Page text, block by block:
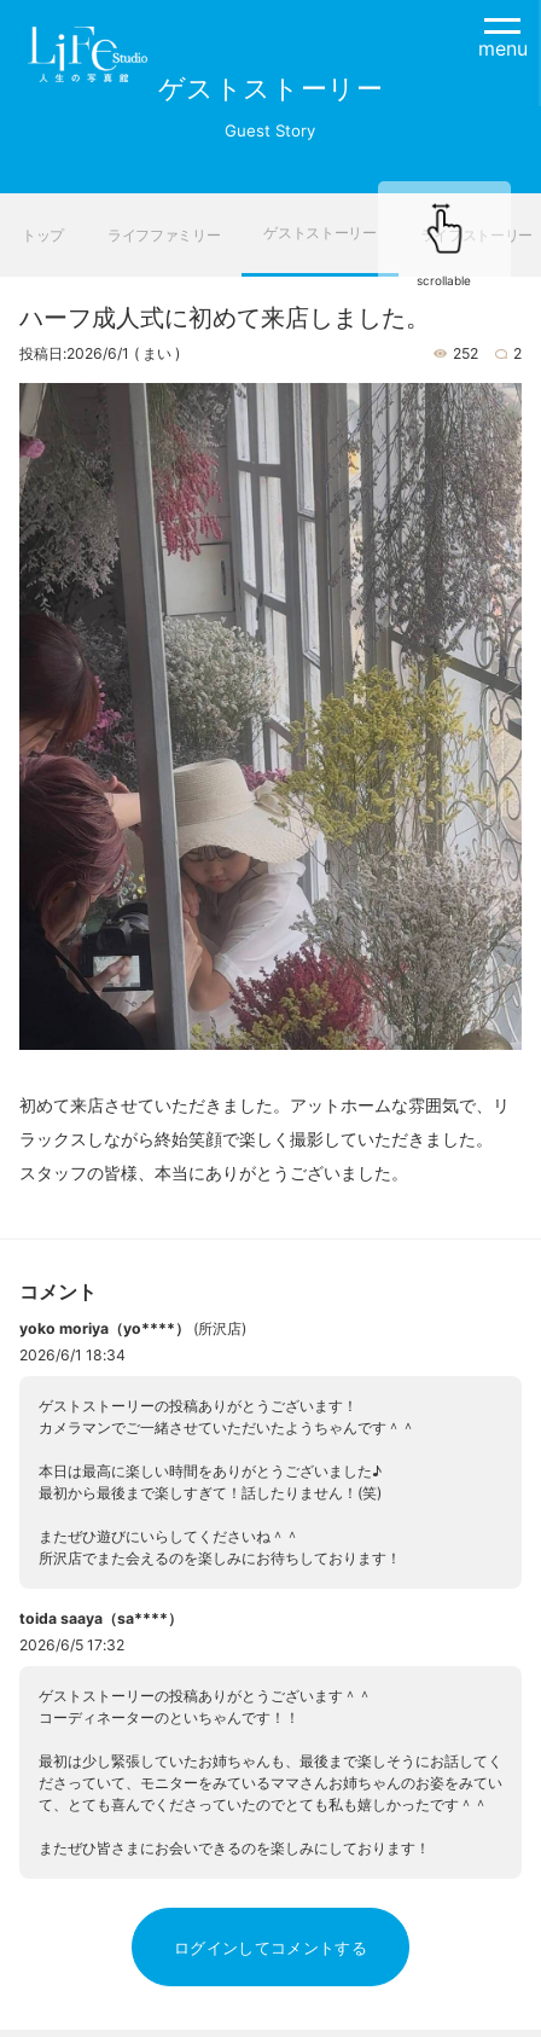
menu
ゲストストーリー
Guest Story
トップ ライフファミリー ゲストストーリー ライフストーリー
ハーフ成人式に初めて来店しました。
投稿日:2026/6/1 ( まい ) 252 2
初めて来店させていただきました。アットホームな雰囲気で、リ
ラックスしながら終始笑顔で楽しく撮影していただきました。
スタッフの皆様、本当にありがとうございました。
コメント
yoko moriya（yo****） (所沢店)
2026/6/1 18:34
ゲストストーリーの投稿ありがとうございます！
カメラマンでご一緒させていただいたようちゃんです＾＾
本日は最高に楽しい時間をありがとうございました♪
最初から最後まで楽しすぎて！話したりません！(笑)
またぜひ遊びにいらしてくださいね＾＾
所沢店でまた会えるのを楽しみにお待ちしております！
toida saaya（sa****）
2026/6/5 17:32
ゲストストーリーの投稿ありがとうございます＾＾
コーディネーターのといちゃんです！！
最初は少し緊張していたお姉ちゃんも、最後まで楽しそうにお話してく
ださっていて、モニターをみているママさんお姉ちゃんのお姿をみてい
て、とても喜んでくださっていたのでとても私も嬉しかったです＾＾
またぜひ皆さまにお会いできるのを楽しみにしております！
ログインしてコメントする